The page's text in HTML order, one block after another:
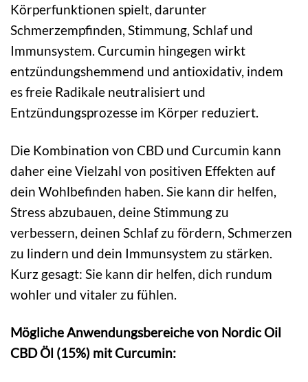
Körperfunktionen spielt, darunter
Schmerzempfinden, Stimmung, Schlaf und
Immunsystem. Curcumin hingegen wirkt
entzündungshemmend und antioxidativ, indem
es freie Radikale neutralisiert und
Entzündungsprozesse im Körper reduziert.
Die Kombination von CBD und Curcumin kann
daher eine Vielzahl von positiven Effekten auf
dein Wohlbefinden haben. Sie kann dir helfen,
Stress abzubauen, deine Stimmung zu
verbessern, deinen Schlaf zu fördern, Schmerzen
zu lindern und dein Immunsystem zu stärken.
Kurz gesagt: Sie kann dir helfen, dich rundum
wohler und vitaler zu fühlen.
Mögliche Anwendungsbereiche von Nordic Oil
CBD Öl (15%) mit Curcumin: